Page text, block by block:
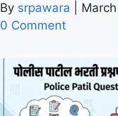
By srpawara
0 Comment